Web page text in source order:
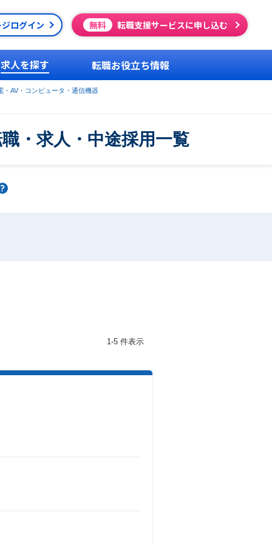
ログイン 無料 転職支援サービスに申し込む
求人を探す 転職お役立ち情報
・AV・コンピュータ・通信機器
・求人・中途採用一覧
1-5 件表示